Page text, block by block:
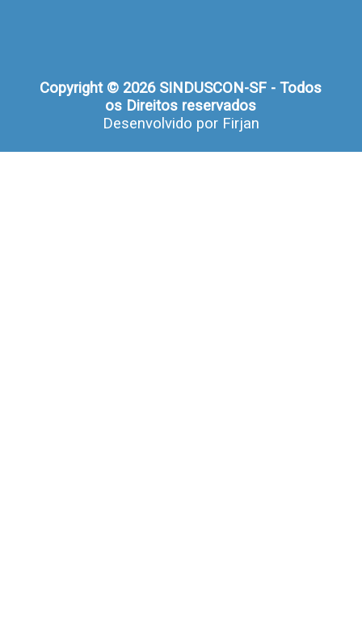
Copyright © 2026 SINDUSCON-SF - Todos
os Direitos reservados
Desenvolvido por Firjan